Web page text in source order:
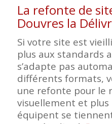
La refonte de
Douvres la
Si votre site est
plus aux standards
s’adapte pas
différents formats,
une refonte pour le
visuellement et
équipent se